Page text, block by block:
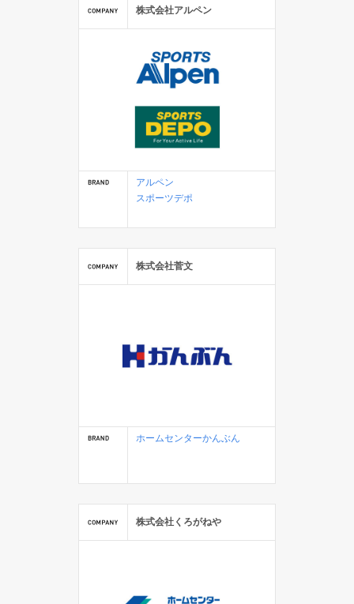
株式会社アルペン
アルペン
スポーツデポ
株式会社菅文
ホームセンターかんぶん
株式会社くろがねや